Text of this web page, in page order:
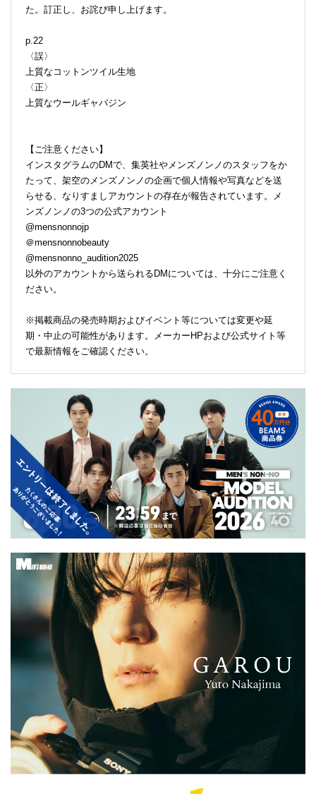
た。訂正し、お詫び申し上げます。
p.22
〈誤〉
上質なコットンツイル生地
〈正〉
上質なウールギャバジン
【ご注意ください】
インスタグラムのDMで、集英社やメンズノンノのスタッフをか
たって、架空のメンズノンノの企画で個人情報や写真などを送
らせる、なりすましアカウントの存在が報告されています。メ
ンズノンノの3つの公式アカウント
@mensnonnojp
＠mensnonnobeauty
@mensnonno_audition2025
以外のアカウントから送られるDMについては、十分にご注意く
ださい。
※掲載商品の発売時期およびイベント等については変更や延
期・中止の可能性があります。メーカーHPおよび公式サイト等
で最新情報をご確認ください。